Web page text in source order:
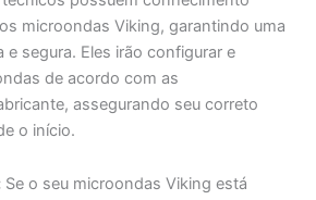
microondas Viking, garantindo uma
e segura. Eles irão configurar e
de acordo com as
assegurando seu correto
o início.
Se o seu microondas Viking está